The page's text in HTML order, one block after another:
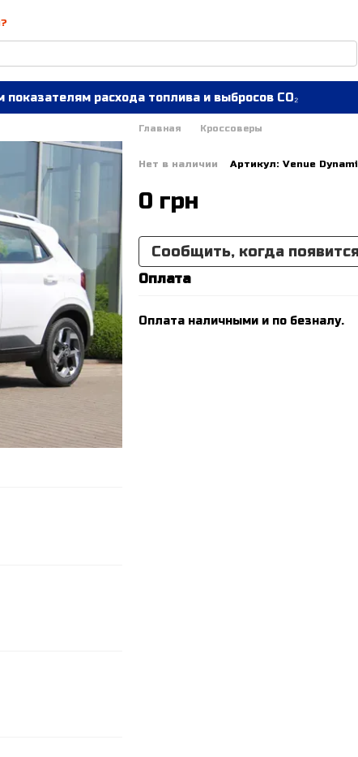
расхода топлива и выбросов CO₂
Главная Кроссоверы
Нет в наличии Артикул: Venue
0 грн
Сообщить, когда
Оплата
Оплата наличными и по безналу.